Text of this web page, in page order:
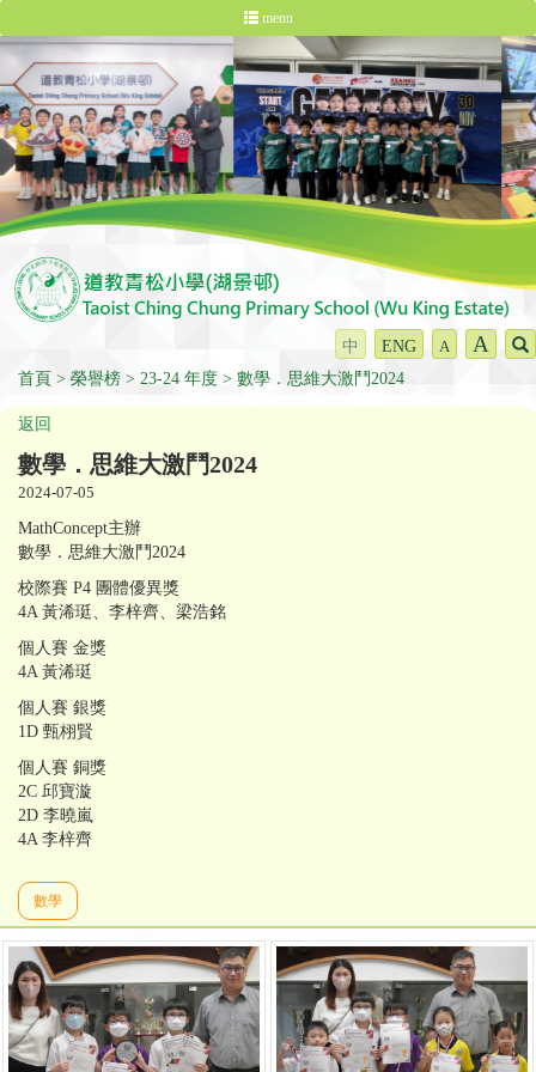
menu
中 ENG A A
首頁 榮譽榜 23-24 年度 數學．思維大激鬥2024
返回
數學．思維大激鬥2024
2024-07-05
MathConcept主辦
數學．思維大激鬥2024
校際賽 P4 團體優異獎
4A 黃浠珽、李梓⿑、梁浩銘
個人賽 金獎
4A 黃浠珽
個人賽 銀獎
1D 甄栩賢
個人賽 銅獎
2C 邱寶漩
2D 李曉嵐
4A 李梓⿑
數學